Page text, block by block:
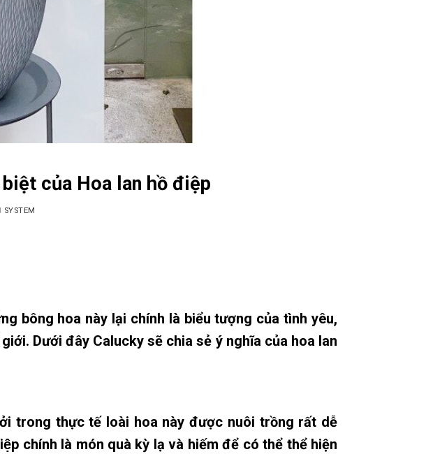
của Hoa lan hồ điệp
SYSTEM
bông hoa này lại chính là biểu tượng của tình yêu,
Dưới đây Calucky sẽ chia sẻ ý nghĩa của hoa lan
trong thực tế loài hoa này được nuôi trồng rất dễ
chính là món quà kỳ lạ và hiếm để có thể thể hiện